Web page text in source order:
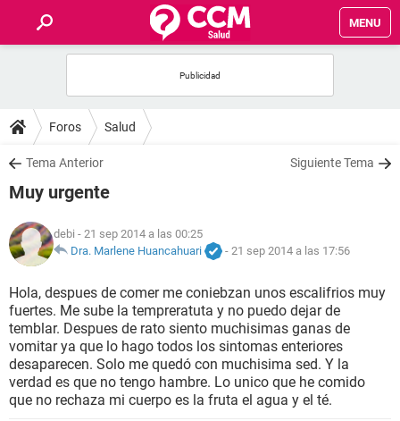
MENU
FOROS
SALUD
FAMILIA
NUTRICIÓN
BIENESTAR
SEXUALIDAD
GLOSARIO
Foros Salud
Tema Anterior Siguiente Tema
Muy urgente
debi - 21 sep 2014 a las 00:25
Dra. Marlene Huancahuari
- 21 sep 2014 a las 17:56
Hola, despues de comer me coniebzan unos escalifrios muy
fuertes. Me sube la tempreratuta y no puedo dejar de
temblar. Despues de rato siento muchisimas ganas de
vomitar ya que lo hago todos los sintomas enteriores
desaparecen. Solo me quedó con muchisima sed. Y la
verdad es que no tengo hambre. Lo unico que he comido
que no rechaza mi cuerpo es la fruta el agua y el té.